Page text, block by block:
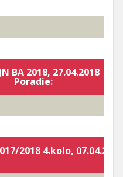
BA 2018, 27.04.2018
Poradie:
2018 4.kolo, 07.04.2018